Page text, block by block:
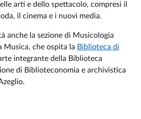
arti e dello spettacolo, compresi il
il cinema e i nuovi media.
anche la sezione di Musicologia
Musica, che ospita la Biblioteca di
integrante della Biblioteca
di Biblioteconomia e archivistica